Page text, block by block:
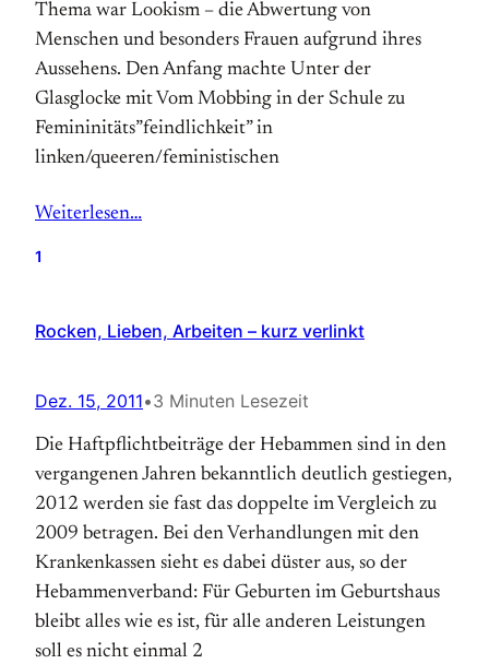
Thema war Lookism – die Abwertung von
Menschen und besonders Frauen aufgrund ihres
Aussehens. Den Anfang machte Unter der
Glasglocke mit Vom Mobbing in der Schule zu
Femininitäts”feindlichkeit” in
linken/queeren/feministischen
Weiterlesen…
1
Rocken, Lieben, Arbeiten – kurz verlinkt
Dez. 15, 2011•3 Minuten Lesezeit
Die Haftpflichtbeiträge der Hebammen sind in den
vergangenen Jahren bekanntlich deutlich gestiegen,
2012 werden sie fast das doppelte im Vergleich zu
2009 betragen. Bei den Verhandlungen mit den
Krankenkassen sieht es dabei düster aus, so der
Hebammenverband: Für Geburten im Geburtshaus
bleibt alles wie es ist, für alle anderen Leistungen
soll es nicht einmal 2